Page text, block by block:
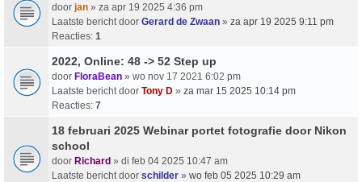
door jan » za apr 19 2025 4:36 pm
Laatste bericht door Gerard de Zwaan » za apr 19 2025 9:11 pm
Reacties: 1
2022, Online: 48 -> 52 Step up
door FloraBean » wo nov 17 2021 6:02 pm
Laatste bericht door Tony D » za mar 15 2025 10:14 pm
Reacties: 7
18 februari 2025 Webinar portet fotografie door Nikon
school
door Richard » di feb 04 2025 10:47 am
Laatste bericht door schilder » wo feb 05 2025 10:29 am